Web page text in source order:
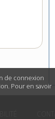
de connexion
Pour en savoir